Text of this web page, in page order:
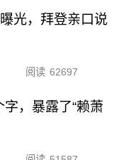
光，拜登亲口说
阅读 62697
，暴露了“赖萧